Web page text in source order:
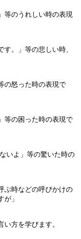
等のうれしい時の表現
す。」等の悲しい時、
の怒った時の表現で
等の困った時の表現で
いよ」等の驚いた時の
ぶ時などの呼びかけの
」
方を学びます。